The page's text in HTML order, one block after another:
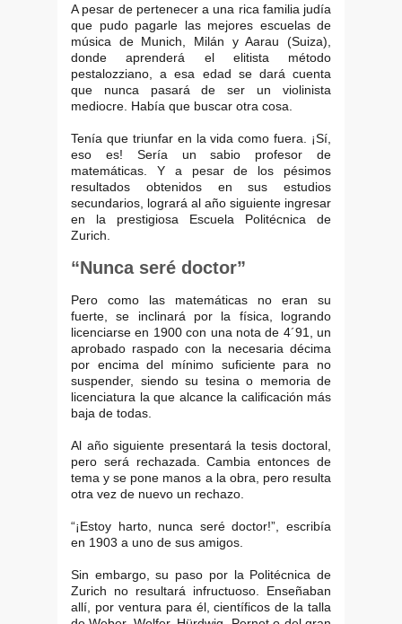
A pesar de pertenecer a una rica familia judía
que pudo pagarle las mejores escuelas de
música de Munich, Milán y Aarau (Suiza),
donde aprenderá el elitista método
pestalozziano, a esa edad se dará cuenta
que nunca pasará de ser un violinista
mediocre. Había que buscar otra cosa.
Tenía que triunfar en la vida como fuera. ¡Sí,
eso es! Sería un sabio profesor de
matemáticas. Y a pesar de los pésimos
resultados obtenidos en sus estudios
secundarios, logrará al año siguiente ingresar
en la prestigiosa Escuela Politécnica de
Zurich.
“Nunca seré doctor”
Pero como las matemáticas no eran su
fuerte, se inclinará por la física, logrando
licenciarse en 1900 con una nota de 4´91, un
aprobado raspado con la necesaria décima
por encima del mínimo suficiente para no
suspender, siendo su tesina o memoria de
licenciatura la que alcance la calificación más
baja de todas.
Al año siguiente presentará la tesis doctoral,
pero será rechazada. Cambia entonces de
tema y se pone manos a la obra, pero resulta
otra vez de nuevo un rechazo.
“¡Estoy harto, nunca seré doctor!”, escribía
en 1903 a uno de sus amigos.
Sin embargo, su paso por la Politécnica de
Zurich no resultará infructuoso. Enseñaban
allí, por ventura para él, científicos de la talla